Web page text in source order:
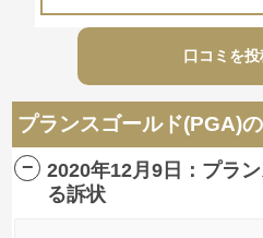
プランスゴ
3
まだわからんやろ！！！！
無責任なこと言うなよ！
口コミを投
プランスゴールド(PGA)
2020年12月9日：プラ
る訴状